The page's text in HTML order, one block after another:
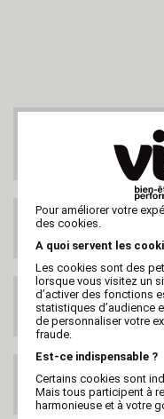
Au
Pour améliorer votre
des cookies.
A quoi servent les
Les cookies sont des
lorsque vous visitez un
d’activer des fonctions
statistiques d’audience
de personnaliser votre
fraude.
Est-ce indispensable ?
Certains cookies sont
Mais tous participent à
harmonieuse et à votre